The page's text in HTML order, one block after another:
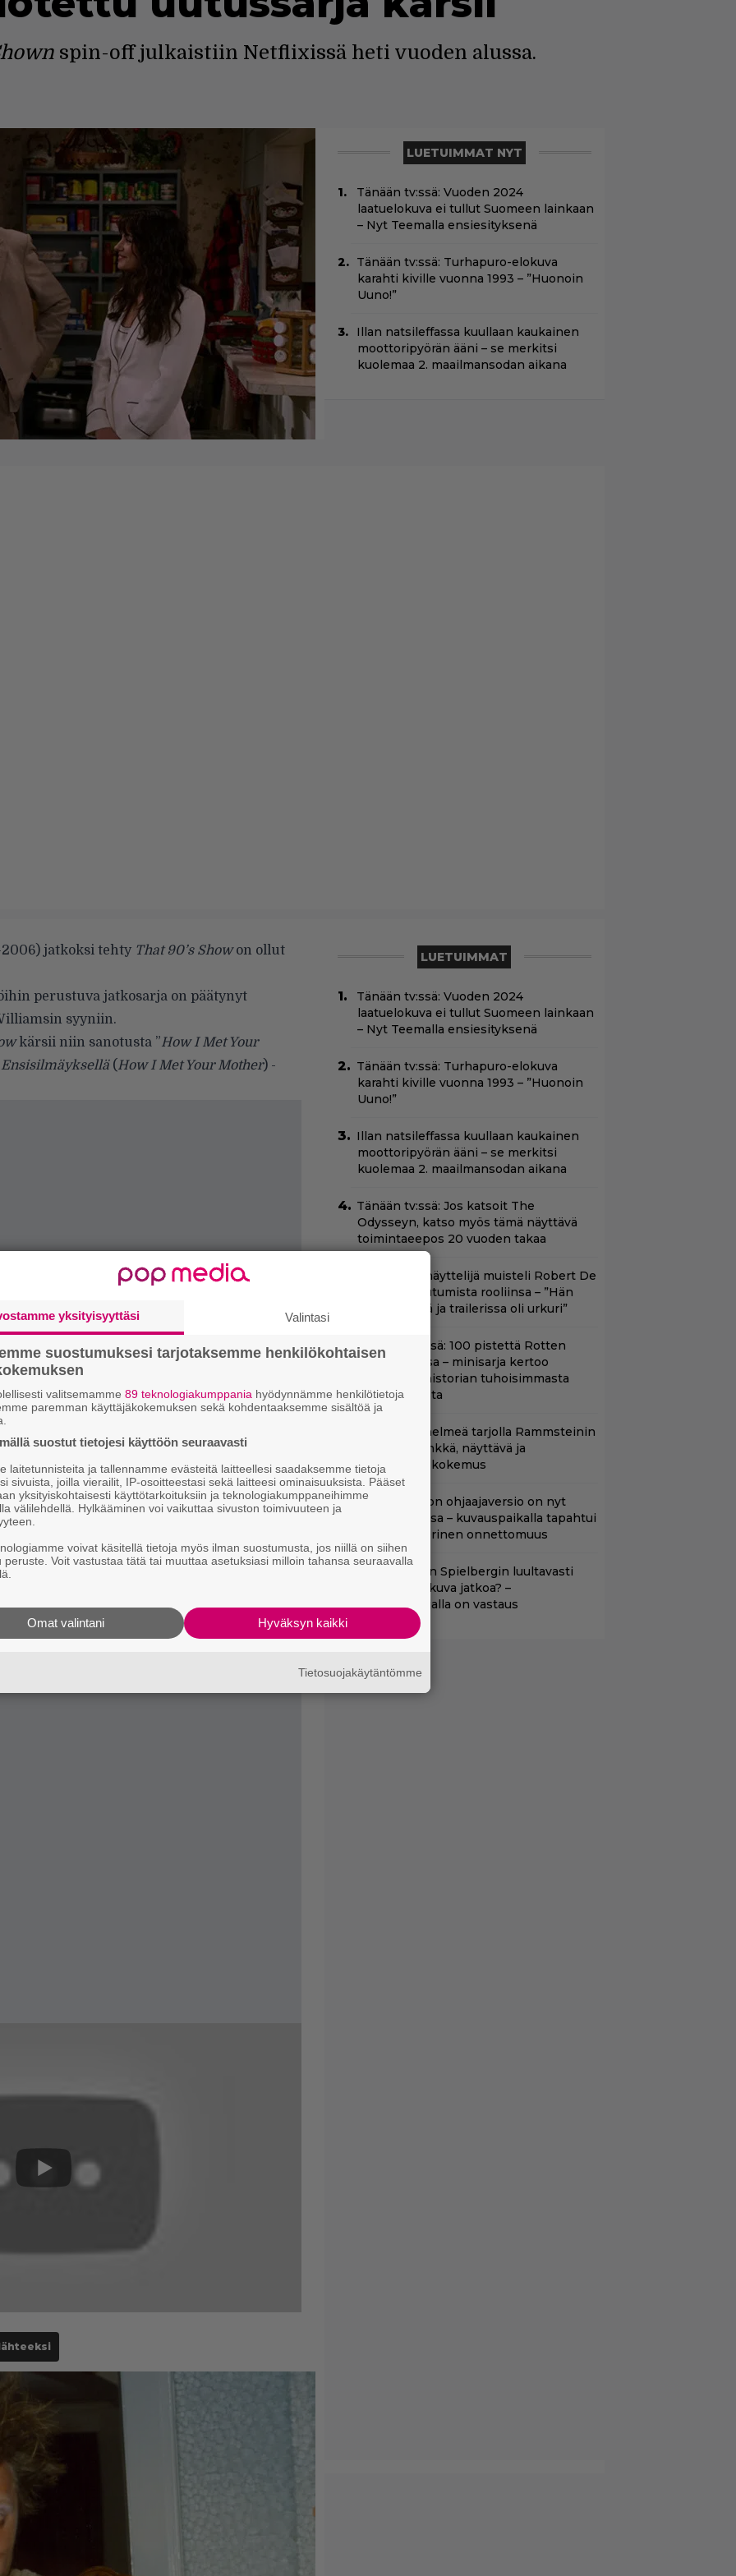
spin-off julkaistiin Netflixissä heti vuoden alussa.
LUETUIMMAT NYT
Tänään tv:ssä: Vuoden 2024
laatuelokuva ei tullut Suomeen lainkaan
– Nyt Teemalla ensiesityksenä
Tänään tv:ssä: Turhapuro-elokuva
karahti kiville vuonna 1993 – ”Huonoin
Uuno!”
Illan natsileffassa kuullaan kaukainen
moottoripyörän ääni – se merkitsi
kuolemaa 2. maailmansodan aikana
jatkoksi tehty That 90’s Showon ollut
perustuva jatkosarja on päätynyt
syyniin.
kärsii niin sanotusta ”How I Met Your
Ensisilmäyksellä(How I Met Your Mother) -
on, että puolituntiset jaksot ovat liian
(teini-ikäiset lapset) kerkeisi kunnolla
uuden sarjan vauhtiin kiinni, kun 10
hyvin 2020-luvun tv:n rytmiin ja
LUETUIMMAT
Tänään tv:ssä: Vuoden 2024
laatuelokuva ei tullut Suomeen lainkaan
– Nyt Teemalla ensiesityksenä
Tänään tv:ssä: Turhapuro-elokuva
karahti kiville vuonna 1993 – ”Huonoin
Uuno!”
Illan natsileffassa kuullaan kaukainen
moottoripyörän ääni – se merkitsi
kuolemaa 2. maailmansodan aikana
Tänään tv:ssä: Jos katsoit The
Odysseyn, katso myös tämä näyttävä
toimintaeepos 20 vuoden takaa
Cape Fear -näyttelijä muisteli Robert De
Niron paneutumista rooliinsa – ”Hän
puhui kielillä ja trailerissa oli urkuri”
Nyt Netflixissä: 100 pistettä Rotten
Tomatoesissa – minisarja kertoo
Britannian historian tuhoisimmasta
terrori-iskusta
Suoratoistohelmeä tarjolla Rammsteinin
faneille – synkkä, näyttävä ja
satumainen kokemus
Scifi-klassikon ohjaajaversio on nyt
suoratoistossa – kuvauspaikalla tapahtui
kauhea ja verinen onnettomuus
Saako Steven Spielbergin luultavasti
huonoin elokuva jatkoa? –
Käsikirjoittajalla on vastaus
yksityisyyttäsi Valintasi
suostumuksesi tarjotaksemme henkilökohtaisen
valitsemamme 89 teknologiakumppania hyödynnämme henkilötietoja
paremman käyttäjäkokemuksen sekä kohdentaaksemme sisältöä ja
suostut tietojesi käyttöön seuraavasti
laitetunnisteita ja tallennamme evästeitä laitteellesi saadaksemme tietoja
sivuista, joilla vierailit, IP-osoitteestasi sekä laitteesi ominaisuuksista. Pääset
yksityiskohtaisesti käyttötarkoituksiin ja teknologiakumppaneihimme
välilehdellä. Hylkääminen voi vaikuttaa sivuston toimivuuteen ja
voivat käsitellä tietoja myös ilman suostumusta, jos niillä on siihen
peruste. Voit vastustaa tätä tai muuttaa asetuksiasi milloin tahansa seuraavalla
Hyväksyn kaikki
Omat valintani
Tietosuojakäytäntömme